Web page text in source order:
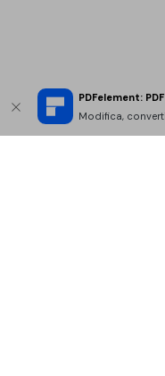
PDFelement:
Modifica,